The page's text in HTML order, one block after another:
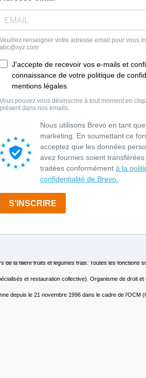
sous toutes ses formes avec la
pour faire rayonner les couleurs,
les diététiciennes sont déployées en
grossistes ou des sociétés de
06 à Joué sur Erdre, Débord de Loire le
collectivité, lieu de loisirs,
Actualités Campagne - Interfel
pour vous et vos clients La Boutique
de la filière fruits et légumes frais. Toutes les
et restauration collective). Organisme de droit
depuis le 21 novembre 1996 dans le cadre de l’OCM